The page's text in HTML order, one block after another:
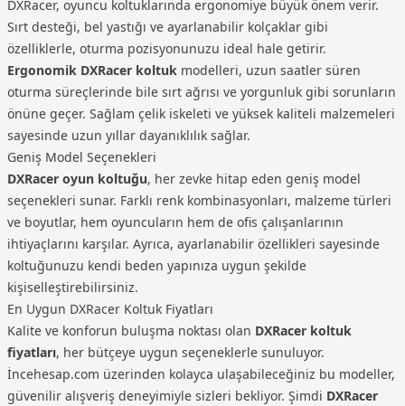
DXRacer, oyuncu koltuklarında ergonomiye büyük önem verir.
Sırt desteği, bel yastığı ve ayarlanabilir kolçaklar gibi
özelliklerle, oturma pozisyonunuzu ideal hale getirir.
Ergonomik DXRacer koltuk modelleri, uzun saatler süren
oturma süreçlerinde bile sırt ağrısı ve yorgunluk gibi sorunların
önüne geçer. Sağlam çelik iskeleti ve yüksek kaliteli malzemeleri
sayesinde uzun yıllar dayanıklılık sağlar.
Geniş Model Seçenekleri
DXRacer oyun koltuğu, her zevke hitap eden geniş model
seçenekleri sunar. Farklı renk kombinasyonları, malzeme türleri
ve boyutlar, hem oyuncuların hem de ofis çalışanlarının
ihtiyaçlarını karşılar. Ayrıca, ayarlanabilir özellikleri sayesinde
koltuğunuzu kendi beden yapınıza uygun şekilde
kişiselleştirebilirsiniz.
En Uygun DXRacer Koltuk Fiyatları
Kalite ve konforun buluşma noktası olan DXRacer koltuk
fiyatları, her bütçeye uygun seçeneklerle sunuluyor.
İncehesap.com üzerinden kolayca ulaşabileceğiniz bu modeller,
güvenilir alışveriş deneyimiyle sizleri bekliyor. Şimdi DXRacer